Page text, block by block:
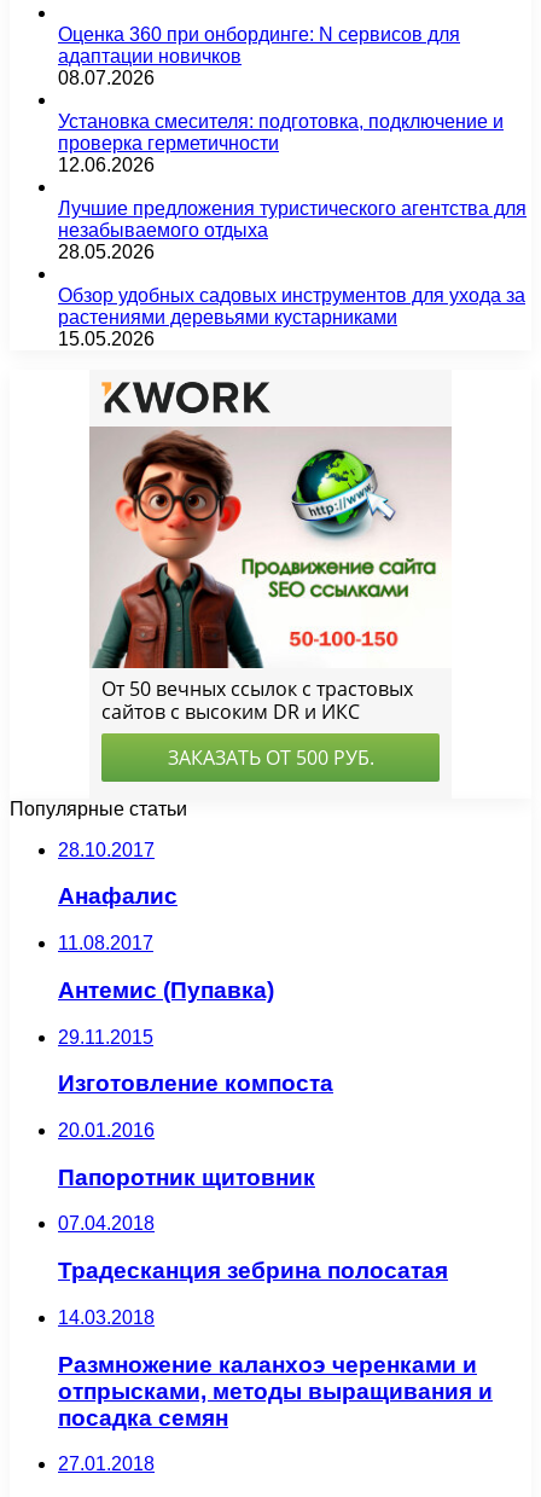
Оценка 360 при онбординге: N сервисов для
адаптации новичков
08.07.2026
Установка смесителя: подготовка, подключение и
проверка герметичности
12.06.2026
Лучшие предложения туристического агентства для
незабываемого отдыха
28.05.2026
Обзор удобных садовых инструментов для ухода за
растениями деревьями кустарниками
15.05.2026
Популярные статьи
28.10.2017
Анафалис
11.08.2017
Антемис (Пупавка)
29.11.2015
Изготовление компоста
20.01.2016
Папоротник щитовник
07.04.2018
Традесканция зебрина полосатая
14.03.2018
Размножение каланхоэ черенками и
отпрысками, методы выращивания и
посадка семян
27.01.2018